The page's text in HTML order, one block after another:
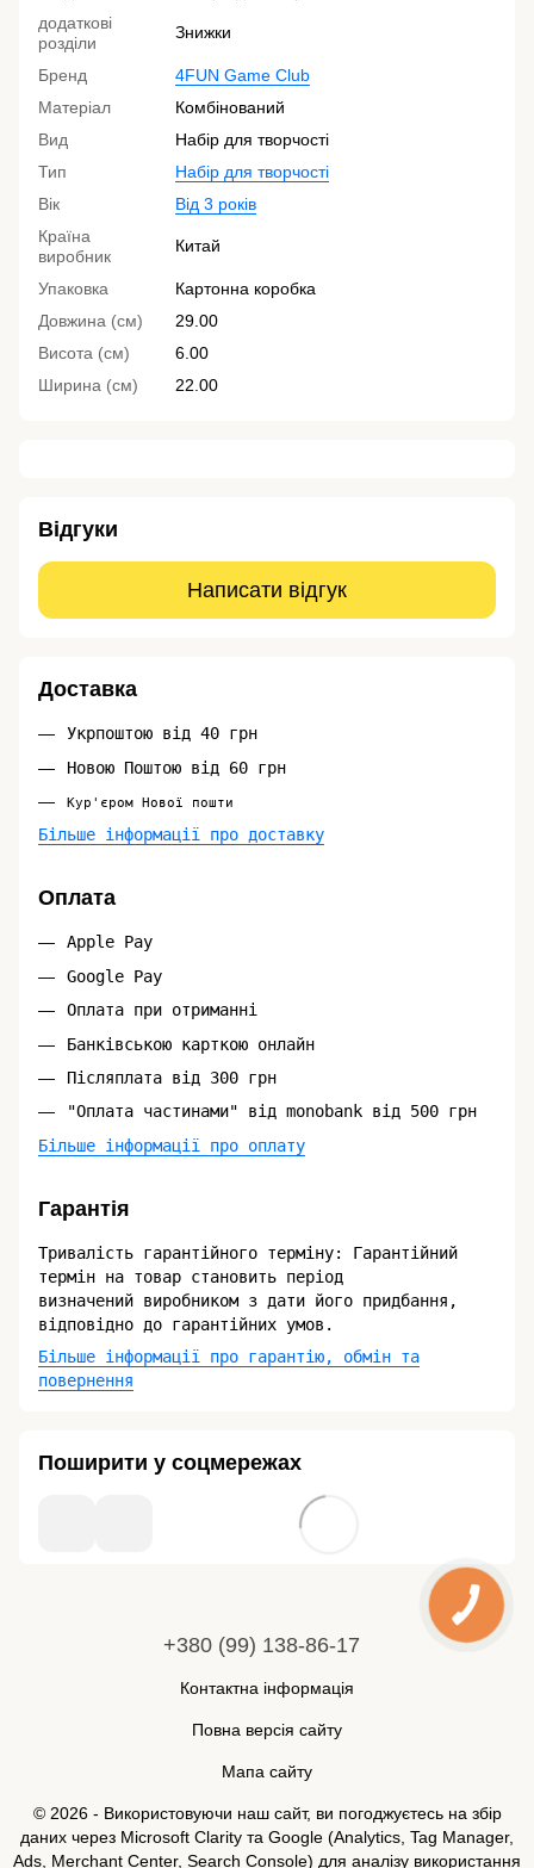
додаткові
розділи
Знижки
Бренд
4FUN Game Club
Матеріал
Комбінований
Вид
Набір для творчості
Тип
Набір для творчості
Вік
Від 3 років
Країна
виробник
Китай
Упаковка
Картонна коробка
Довжина (см)
29.00
Висота (см)
6.00
Ширина (см)
22.00
Відгуки
Написати відгук
Доставка
Укрпоштою від 40 грн
Новою Поштою від 60 грн
Кур'єром Нової пошти
Більше інформації про доставку
Оплата
Apple Pay
Google Pay
Оплата при отриманні
Банківською карткою онлайн
Післяплата від 300 грн
"Оплата частинами" від monobank від 500 грн
Більше інформації про оплату
Гарантія
Тривалість гарантійного терміну: Гарантійний
термін на товар становить період
визначений виробником з дати його придбання,
відповідно до гарантійних умов.
Більше інформації про гарантію, обмін та
повернення
Поширити у соцмережах
+380 (99) 138-86-17
Контактна інформація
Повна версія сайту
Мапа сайту
© 2026 - Використовуючи наш сайт, ви погоджуєтесь на збір
даних через Microsoft Clarity та Google (Analytics, Tag Manager,
Ads, Merchant Center, Search Console) для аналізу використання